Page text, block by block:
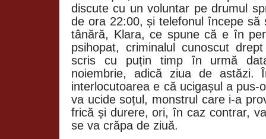
discute cu un voluntar pe drumul
de ora 22:00, și telefonul începe să
tânără, Klara, ce spune că e în
psihopat, criminalul cunoscut
scris cu puțin timp în urmă
noiembrie, adică ziua de astăzi.
interlocutoarea e că ucigașul a
va ucide soțul, monstrul care i-a
frică și durere, ori, în caz contrar,
se va crăpa de ziuă.